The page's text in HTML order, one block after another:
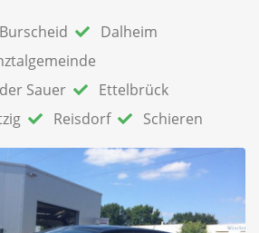
Burscheid
Dalheim
Sauer
Ettelbrück
Reisdorf Schieren